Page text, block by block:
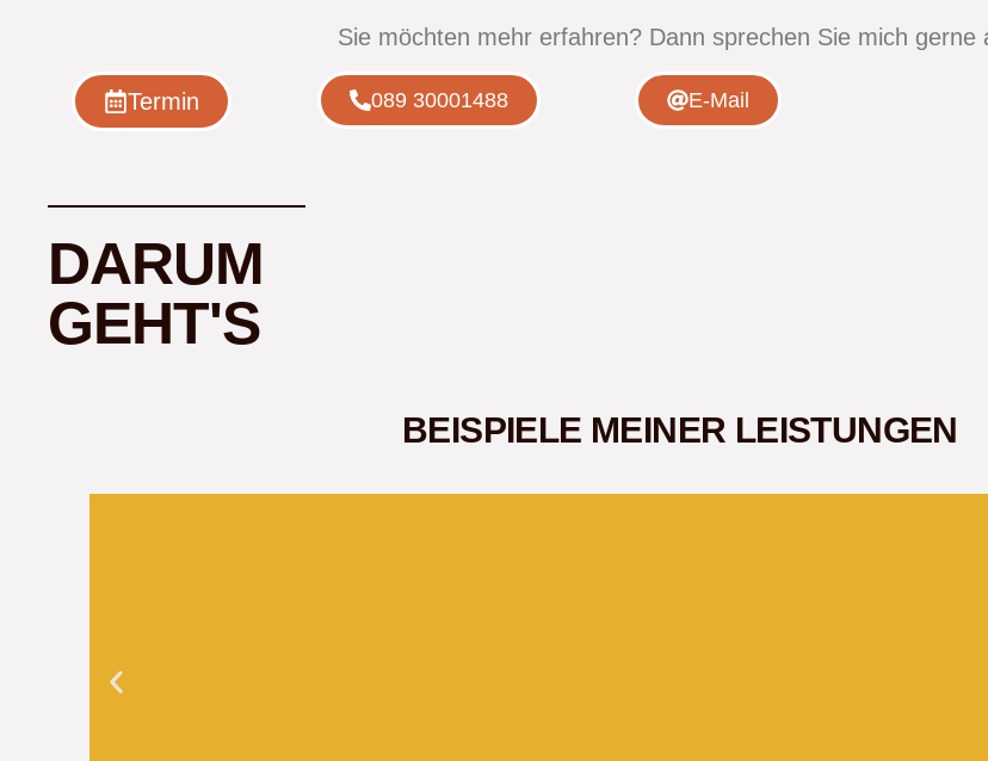
Sie möchten mehr erfahren? Dann sprechen Sie mich gerne
Termin 089 30001488 E-Mail
DARUM
GEHT'S
BEISPIELE MEINER LEISTUNGEN